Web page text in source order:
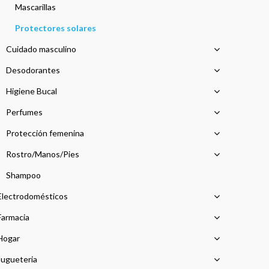
Mascarillas
Protectores solares
Cuidado masculino
Desodorantes
Higiene Bucal
Perfumes
Protección femenina
Rostro/Manos/Pies
Shampoo